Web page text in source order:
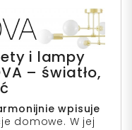
i lampy
– światło,
wpisuje
domowe. W jej